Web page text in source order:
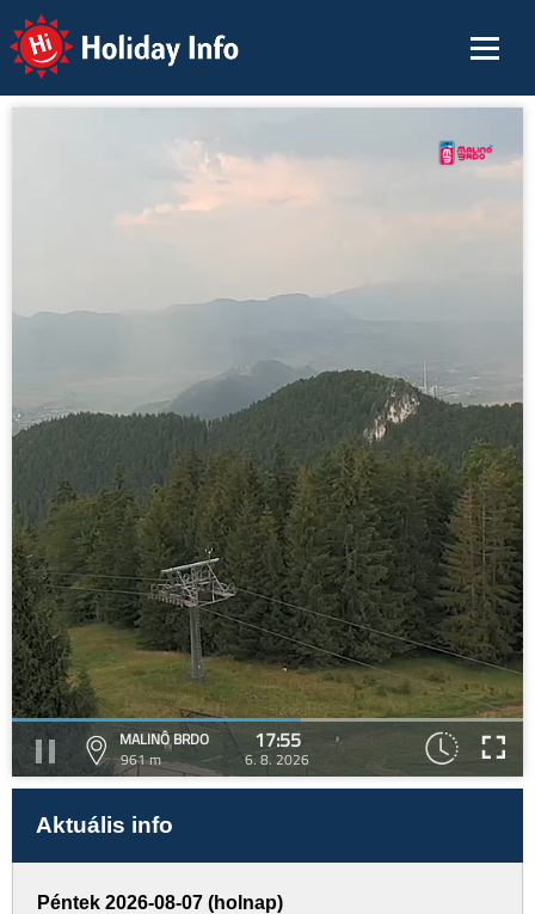
Holiday Info
MALINÔ BRDO
961 m
17:55
6. 8. 2026
Aktuális info
Péntek 2026-08-07 (holnap)